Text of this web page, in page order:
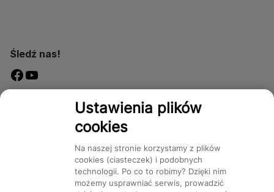
Śledź nas!
Dostępność
Kategorie Produkty Marki CMS
Ustawienia plików
cookies
Na naszej stronie korzystamy z plików
cookies (ciasteczek) i podobnych
technologii. Po co to robimy? Dzięki nim
możemy usprawniać serwis, prowadzić